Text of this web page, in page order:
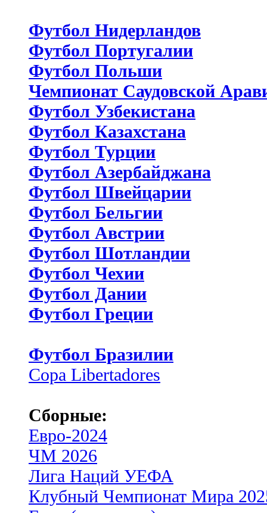
Футбол Нидерландов
Футбол Португалии
Футбол Польши
Чемпионат Саудовской
Футбол Узбекистана
Футбол Казахстана
Футбол Турции
Футбол Азербайджана
Футбол Швейцарии
Футбол Бельгии
Футбол Австрии
Футбол Шотландии
Футбол Чехии
Футбол Дании
Футбол Греции
Футбол Бразилии
Copa Libertadores
Сборные:
Евро-2024
ЧМ 2026
Лига Наций УЕФА
Клубный Чемпионат Мира